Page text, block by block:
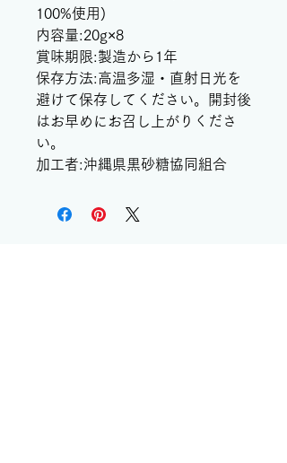
100%使用)
内容量:20g×8
賞味期限:製造から1年
保存方法:高温多湿・直射日光を
避けて保存してください。開封後
はお早めにお召し上がりくださ
い。
加工者:沖縄県黒砂糖協同組合